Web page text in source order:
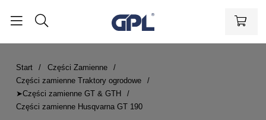
Start
Części Zamienne
Części zamienne Traktory ogrodowe
➤Części zamienne GT & GTH
Części zamienne Husqvarna GT 190